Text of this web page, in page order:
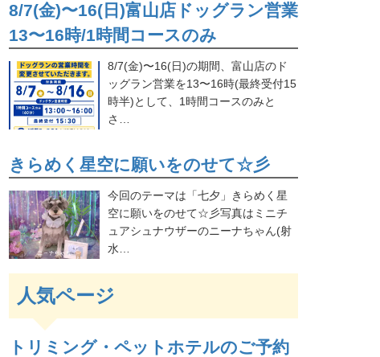
8/7(金)〜16(日)富山店ドッグラン営業
13〜16時/1時間コースのみ
8/7(金)〜16(日)の期間、富山店のド
ッグラン営業を13〜16時(最終受付15
時半)として、1時間コースのみと
さ…
きらめく星空に願いをのせて☆彡
今回のテーマは「七夕」きらめく星
空に願いをのせて☆彡写真はミニチ
ュアシュナウザーのニーナちゃん(射
水…
人気ページ
トリミング・ペットホテルのご予約